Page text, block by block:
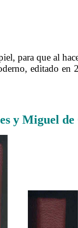
para que al
editado
y Miguel de